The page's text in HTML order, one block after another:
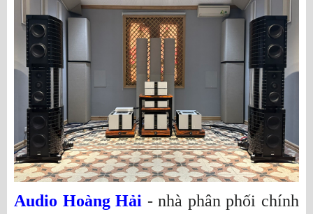
Audio Hoàng Hải - nhà phân phối chính